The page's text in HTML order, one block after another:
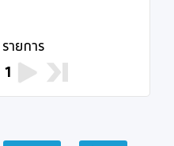
รายการ
1